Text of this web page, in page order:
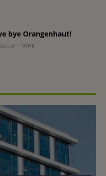
bye Orangenhaut!
FWHK